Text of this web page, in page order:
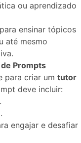
ou aprendizado
ensinar tópicos
até mesmo
Prompts
para criar um tutor
deve incluir:
engajar e desafiar